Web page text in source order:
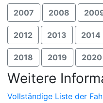
2007 2008
2012 2013 2014
2018 2019 2020
Weitere
Vollständige Liste der